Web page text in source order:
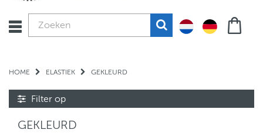
HOME ELASTIEK GEKLEURD
Filter op
GEKLEURD